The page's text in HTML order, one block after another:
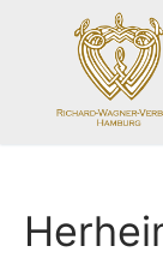
springen